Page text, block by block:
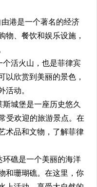
港是一个著名的经济
物、餐饮和娱乐设施，
活火山，也是菲律宾
以欣赏到美丽的景色，
动。
城堡是一座历史悠久
受欢迎的旅游景点。在
术品和文物，了解菲律
礁是一个美丽的海洋
和珊瑚礁。在这里，你